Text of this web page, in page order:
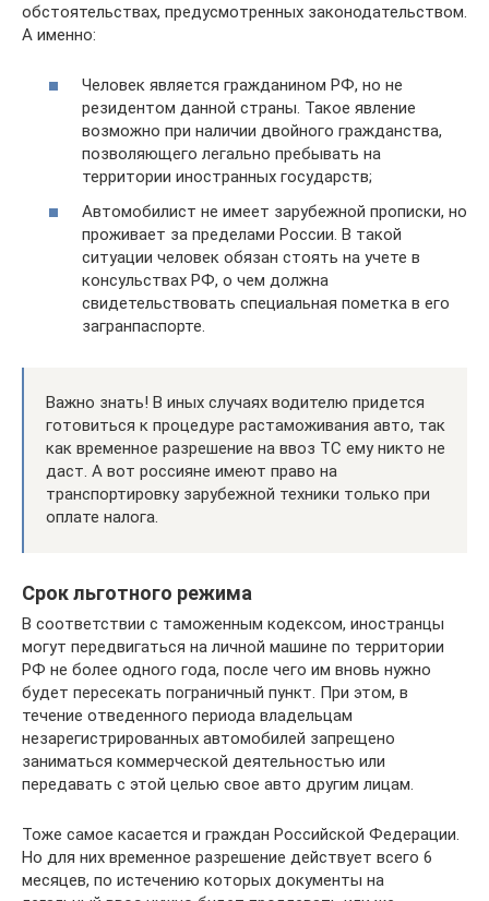
обстоятельствах, предусмотренных законодательством.
А именно:
Человек является гражданином РФ, но не
резидентом данной страны. Такое явление
возможно при наличии двойного гражданства,
позволяющего легально пребывать на
территории иностранных государств;
Автомобилист не имеет зарубежной прописки, но
проживает за пределами России. В такой
ситуации человек обязан стоять на учете в
консульствах РФ, о чем должна
свидетельствовать специальная пометка в его
загранпаспорте.
Важно знать! В иных случаях водителю придется
готовиться к процедуре растаможивания авто, так
как временное разрешение на ввоз ТС ему никто не
даст. А вот россияне имеют право на
транспортировку зарубежной техники только при
оплате налога.
Срок льготного режима
В соответствии с таможенным кодексом, иностранцы
могут передвигаться на личной машине по территории
РФ не более одного года, после чего им вновь нужно
будет пересекать пограничный пункт. При этом, в
течение отведенного периода владельцам
незарегистрированных автомобилей запрещено
заниматься коммерческой деятельностью или
передавать с этой целью свое авто другим лицам.
Тоже самое касается и граждан Российской Федерации.
Но для них временное разрешение действует всего 6
месяцев, по истечению которых документы на